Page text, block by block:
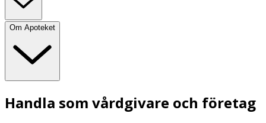
Om Apoteket
Handla som vårdgivare och företag